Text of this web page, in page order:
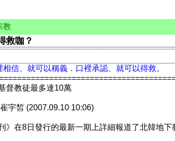
教
救咖？
信、就可以稱義．口裡承認、就可以得救。
督教徒最多達10萬
宇皙 (2007.09.10 10:06)
》在8日發行的最新一期上詳細報道了北韓地下